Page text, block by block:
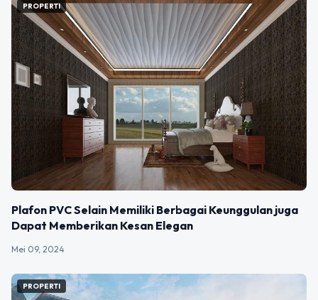
PROPERTI
Plafon PVC Selain Memiliki Berbagai Keunggulan juga
Dapat Memberikan Kesan Elegan
Mei 09, 2024
PROPERTI